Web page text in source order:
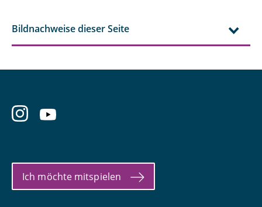
Bildnachweise dieser Seite
Ich möchte mitspielen